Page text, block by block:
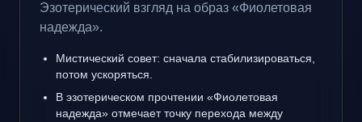
Эзотерический взгляд на образ «Фиолетовая
надежда».
Мистический совет: сначала стабилизироваться,
потом ускоряться.
В эзотерическом прочтении «Фиолетовая
надежда» отмечает точку перехода между